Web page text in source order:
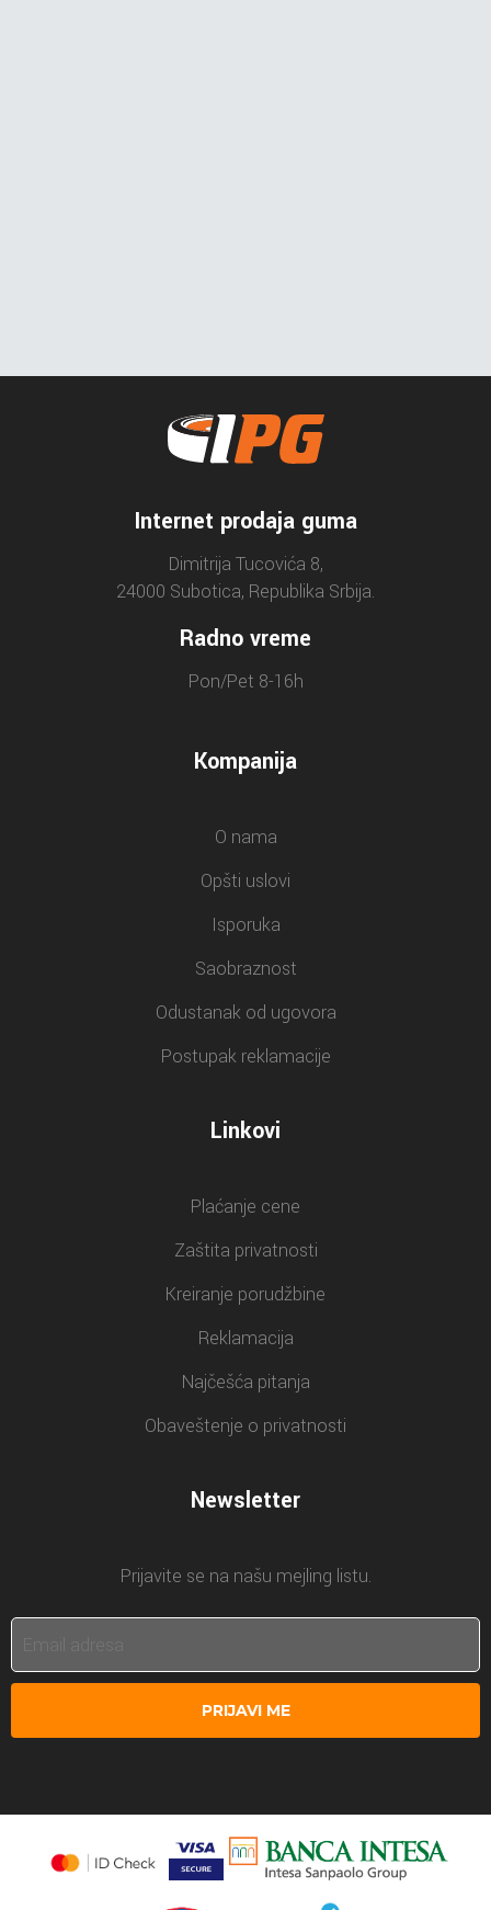
Internet prodaja guma
Dimitrija Tucovića 8,
24000 Subotica, Republika Srbija.
Radno vreme
Pon/Pet 8-16h
Kompanija
O nama
Opšti uslovi
Isporuka
Saobraznost
Odustanak od ugovora
Postupak reklamacije
Linkovi
Plaćanje cene
Zaštita privatnosti
Kreiranje porudžbine
Reklamacija
Najčešća pitanja
Obaveštenje o privatnosti
Newsletter
Prijavite se na našu mejling listu.
PRIJAVI ME